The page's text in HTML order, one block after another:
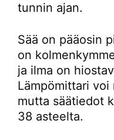
tunnin ajan.
Sää on pääosin
on
ja ilma on
Lämpömittari
mutta säätiedot
38 asteelta.